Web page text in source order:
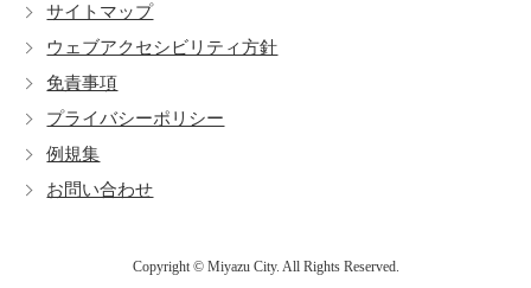
サイトマップ
ウェブアクセシビリティ方針
免責事項
プライバシーポリシー
例規集
お問い合わせ
Copyright © Miyazu City. All Rights Reserved.